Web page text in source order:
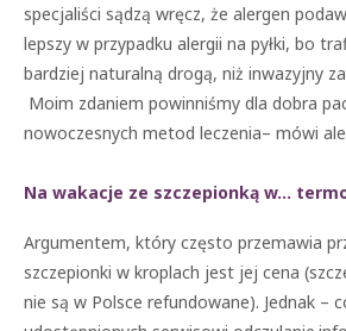
specjaliści sądzą wręcz, że alergen
lepszy w przypadku alergii na pyłki, bo
bardziej naturalną drogą, niż inwazyjny
Moim zdaniem powinniśmy dla dobra
nowoczesnych metod leczenia– mówi
Na wakacje ze szczepionką w…
Argumentem, który często przemawia
szczepionki w kroplach jest jej cena
nie są w Polsce refundowane). Jednak –